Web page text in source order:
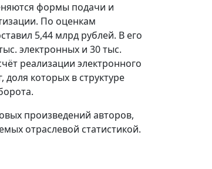
формы подачи и
По оценкам
5,44 млрд рублей. В его
электронных и 30 тыс.
реализации электронного
которых в структуре
произведений авторов,
отраслевой статистикой.